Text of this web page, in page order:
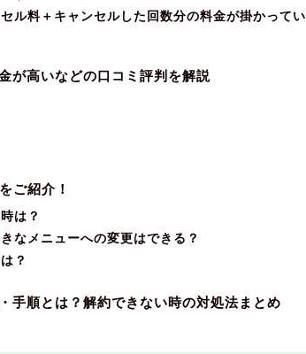
ル料＋キャンセルした回数分の料金が掛かってい
が高いなどの口コミ評判を解説
ご紹介！
は？
なメニューへの変更はできる？
？
手順とは？解約できない時の対処法まとめ